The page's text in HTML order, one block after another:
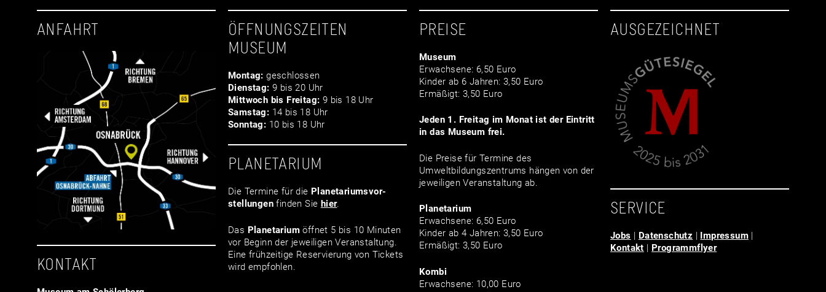
ANFAHRT
KONTAKT
ÖFFNUNGSZEITEN
MUSEUM
Montag: geschlossen
Dienstag: 9 bis 20 Uhr
Mittwoch bis Freitag: 9 bis 18 Uhr
Samstag: 14 bis 18 Uhr
Sonntag: 10 bis 18 Uhr
PLANETARIUM
Die Termine für die Planetariumsvor­
stellungen finden Sie hier.
Das Planetarium öffnet 5 bis 10 Minuten
vor Beginn der jeweiligen Veranstaltung.
Eine frühzeitige Reservierung von Tickets
wird empfohlen.
PREISE
Museum
Erwachsene: 6,50 Euro
Kinder ab 6 Jahren: 3,50 Euro
Ermäßigt: 3,50 Euro
Jeden 1. Freitag im Monat ist der Eintritt
in das Museum frei.
Die Preise für Termine des
Umweltbildungszentrums hängen von der
jeweiligen Veranstaltung ab.
Planetarium
Erwachsene: 6,50 Euro
Kinder ab 4 Jahren: 3,50 Euro
Ermäßigt: 3,50 Euro
Kombi
Erwachsene: 10,00 Euro
AUSGEZEICHNET
SERVICE
Jobs Datenschutz Impressum
Kontakt
Programmflyer